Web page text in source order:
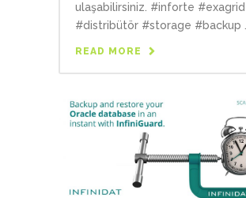
ulaşabilirsiniz. #inforte #exagrid
#distribütör #storage #backup ...
READ MORE